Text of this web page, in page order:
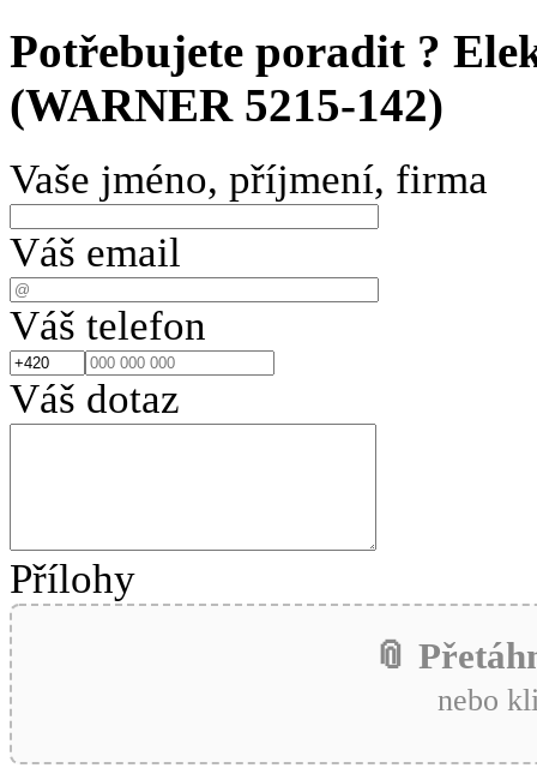
Potřebujete poradit ?
(WARNER 5215-142)
Vaše jméno, příjmení, firma
Váš email
Váš telefon
Váš dotaz
Přílohy
📎
nebo